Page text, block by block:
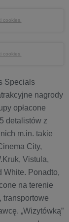
cookies.
cookies.
Specials
nagrody
opłacone
detalistów z
m.in. takie
City,
Vistula,
White. Ponadto,
na terenie
transportowe
„Wizytówką”